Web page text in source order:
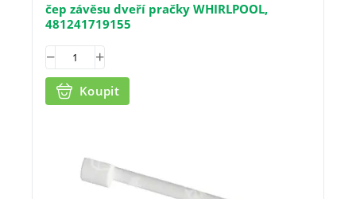
čep závěsu dveří pračky WHIRLPOOL,
481241719155
Koupit